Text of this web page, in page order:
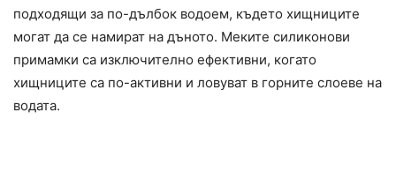
подходящи за по-дълбок водоем, където хищниците
могат да се намират на дъното. Меките силиконови
примамки са изключително ефективни, когато
хищниците са по-активни и ловуват в горните слоеве на
водата.